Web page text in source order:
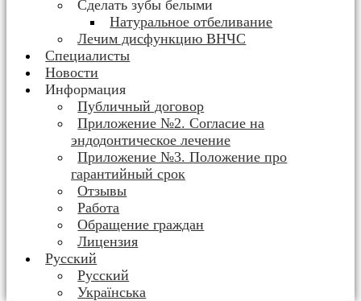
Сделать зубы белыми
Натуральное отбеливание
Лечим дисфункцию ВНЧС
Специалисты
Новости
Информация
Публичный договор
Приложение №2. Согласие на
эндодонтическое лечение
Приложение №3. Положение про
гарантийный срок
Отзывы
Работа
Обращение граждан
Лицензия
Русский
Русский
Українська